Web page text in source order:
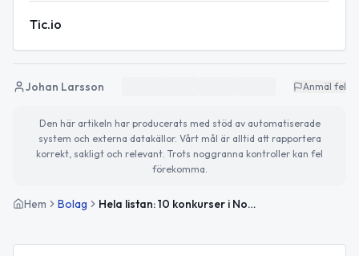
Tic.io
Johan Larsson Anmäl fel
Den här artikeln har producerats med stöd av automatiserade
system och externa datakällor. Vårt mål är alltid att rapportera
korrekt, sakligt och relevant. Trots noggranna kontroller kan fel
förekomma.
Hem Bolag Hela listan: 10 konkurser i Norrbotten i juni 2026